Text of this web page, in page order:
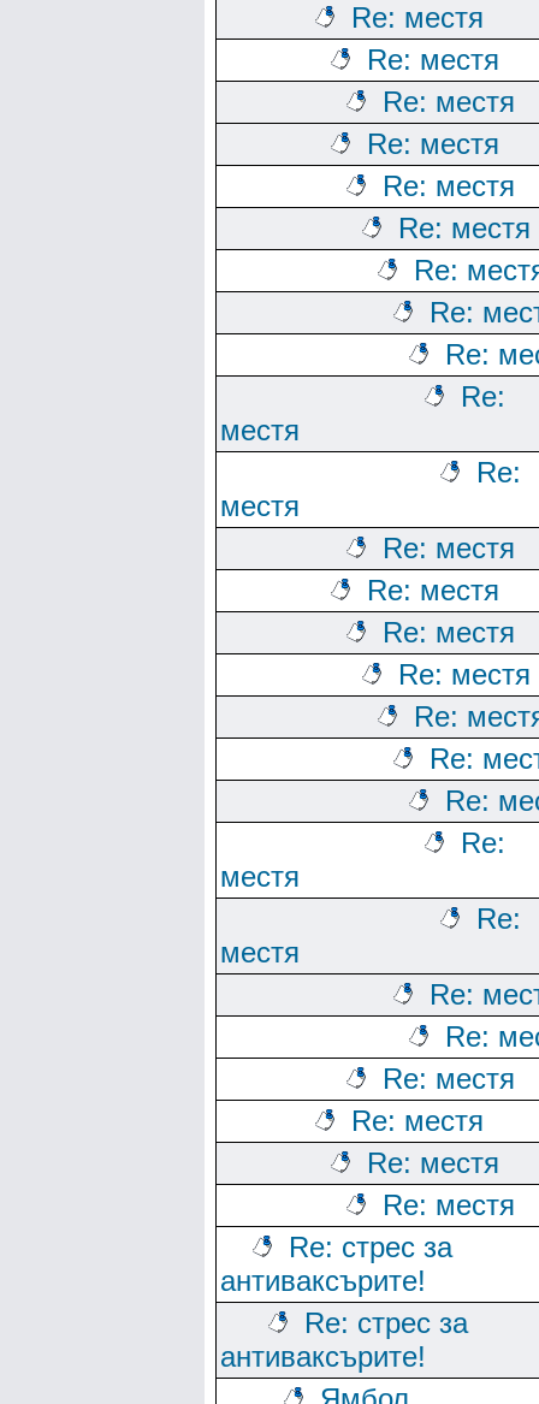
Re: местя
Re: местя
Re: местя
Re: местя
Re: местя
Re: местя
Re:
Re:
Re:
Re:
местя
Re:
местя
Re: местя
Re: местя
Re: местя
Re: местя
Re:
Re:
Re:
Re:
местя
Re:
местя
Re:
Re:
Re: местя
Re: местя
Re: местя
Re: местя
Re: стрес за
антиваксърите!
Re: стрес за
антиваксърите!